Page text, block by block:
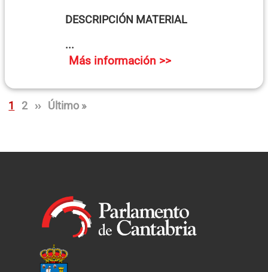
DESCRIPCIÓN MATERIAL
...
Más información >>
Paginación
Página
1 Página
2 Siguiente página
›› Última página
Último »